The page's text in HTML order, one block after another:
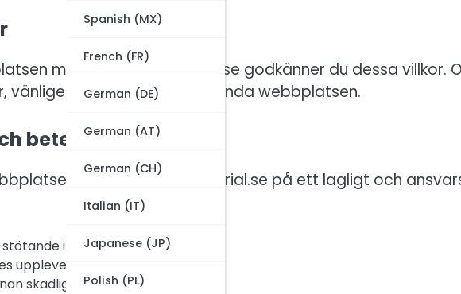
Spanish (MX)
French (FR)
German (DE)
German (AT)
German (CH)
Italian (IT)
Japanese (JP)
Polish (PL)
milmotivationmaterial.se godkänner du dessa villkor.
vänligen avstå från att använda webbplatsen.
beteende
milmotivationmaterial.se på ett lagligt och
innehåll.
upplevelse.
skadlig kod.